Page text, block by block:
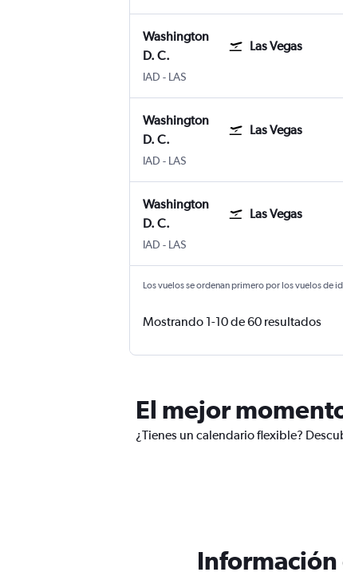
Washington
D. C.
Las Vegas
IAD Washington D. C. Internacional de
- LAS
Washington
D. C.
Las Vegas
IAD Washington D. C. Internacional de
- LAS
Washington
D. C.
Las Vegas
IAD Washington D. C. Internacional de
- LAS
Los vuelos se ordenan primero por los vuelos de
Mostrando 1-10 de 60 resultados
El mejor
¿Tienes un calendario flexible?
Información